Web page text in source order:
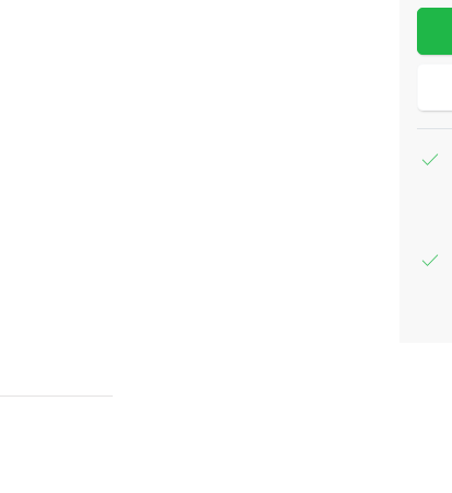
check
check